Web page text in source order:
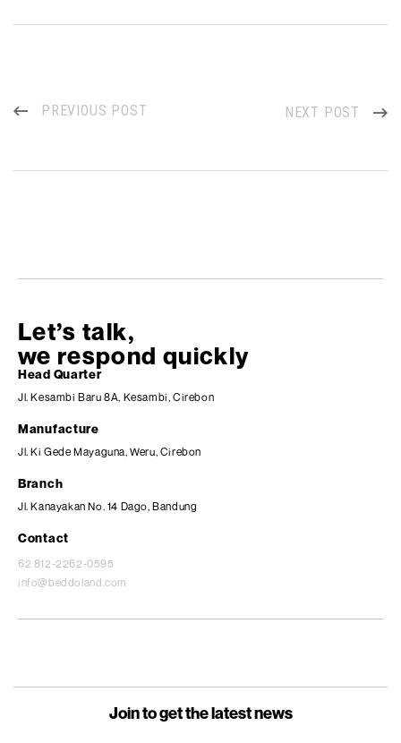
PREVIOUS POST NEXT POST
Let’s talk,
we respond quickly
Head Quarter
Jl. Kesambi Baru 8A, Kesambi, Cirebon
Manufacture
Jl. Ki Gede Mayaguna, Weru, Cirebon
Branch
Jl. Kanayakan No. 14 Dago, Bandung
Contact
62 812-2262-0595
info@beddoland.com
Join to get the latest news